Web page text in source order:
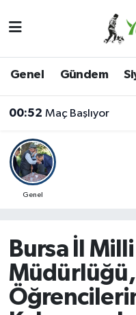
Genel Gündem
00:52 Maç Başlıyor
Genel
Bursa İl
Müdürlüğü,
İğdir Namaz
Iğdır Trafik
Süper Lig Puan
Son Dakika
Haber Arşivi